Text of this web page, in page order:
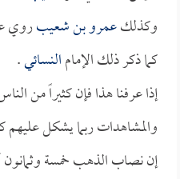
وكذلكعمرو بن شعيبروي
كما ذكر ذلك الإمامالنسائي.
إذا عرفنا هذا فإن كثيراً من
والمشاهدات ربما يشكل
إن نصاب الذهب خمسة وثمانون